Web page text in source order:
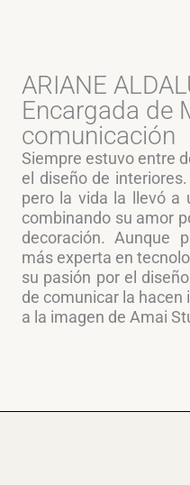
ARIANE
Encargada de
comunicación
Siempre estuvo entre
el diseño de
pero la vida la llevó a
combinando su amor
decoración. Aunque
más experta en
su pasión por el
de comunicar la hacen
a la imagen de Amai